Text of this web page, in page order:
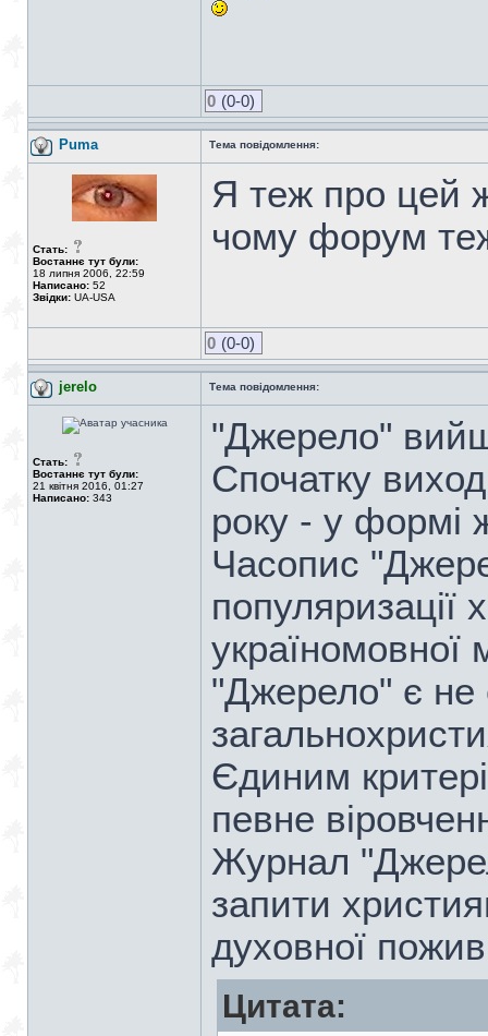
0 (0-0)
Puma Тема повідомлення:
Стать:
Востаннє тут були:
18 липня 2006, 22:59
Написано: 52
Звідки: UA-USA
Я теж про цей
чому форум
0 (0-0)
jerelo Тема повідомлення:
Стать:
Востаннє тут були:
21 квітня 2016, 01:27
Написано: 343
"Джерело"
Спочатку
року - у формі
Часопис
популяризації
україномовної
"Джерело" є не
Єдиним
певне
Журнал
запити
духовної
Цитата: